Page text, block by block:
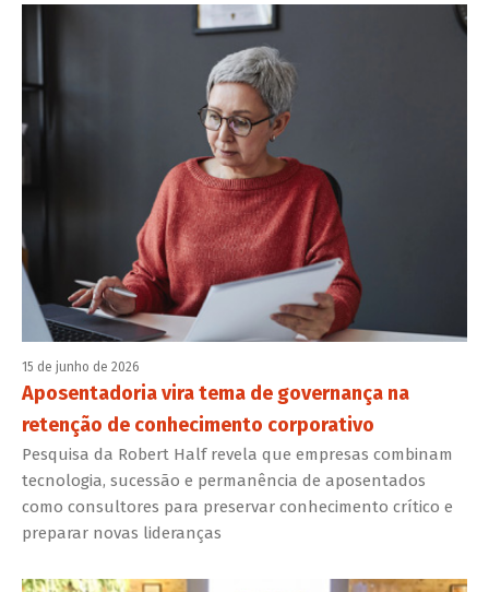
15 de junho de 2026
Aposentadoria vira tema de governança na
retenção de conhecimento corporativo
Pesquisa da Robert Half revela que empresas combinam
tecnologia, sucessão e permanência de aposentados
como consultores para preservar conhecimento crítico e
preparar novas lideranças